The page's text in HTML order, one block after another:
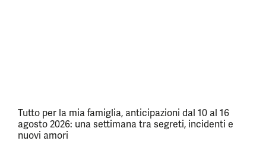
Tutto per la mia famiglia, anticipazioni dal 10 al 16
agosto 2026: una settimana tra segreti, incidenti e
nuovi amori